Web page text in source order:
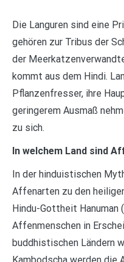
Die Languren sind eine
gehören zur Tribus der
der
kommt aus dem Hindi.
Pflanzenfresser, ihre
geringerem Ausmaß
zu sich.
In welchem Land sind
In der hinduistischen
Affenarten zu den
Hindu-Gottheit
Affenmenschen in
buddhistischen Ländern